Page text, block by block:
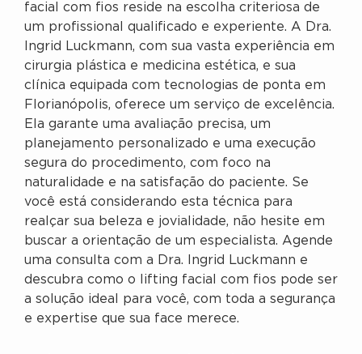
facial com fios reside na escolha criteriosa de
um profissional qualificado e experiente. A Dra.
Ingrid Luckmann, com sua vasta experiência em
cirurgia plástica e medicina estética, e sua
clínica equipada com tecnologias de ponta em
Florianópolis, oferece um serviço de excelência.
Ela garante uma avaliação precisa, um
planejamento personalizado e uma execução
segura do procedimento, com foco na
naturalidade e na satisfação do paciente. Se
você está considerando esta técnica para
realçar sua beleza e jovialidade, não hesite em
buscar a orientação de um especialista. Agende
uma consulta com a Dra. Ingrid Luckmann e
descubra como o lifting facial com fios pode ser
a solução ideal para você, com toda a segurança
e expertise que sua face merece.